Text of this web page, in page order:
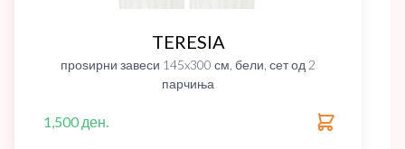
TERESIA
проѕирни завеси 145x300 см, бели, сет од 2
парчиња
1,500 ден.